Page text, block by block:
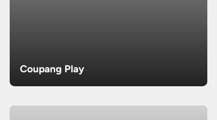
Coupang Play